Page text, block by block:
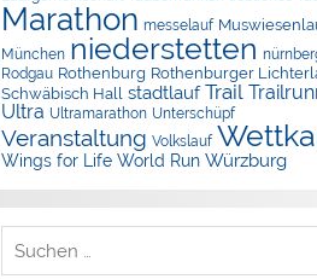
Marathon messelauf
München niederstetten
Rodgau Rothenburg Rothenburger
Schwäbisch Hall stadtlauf Trail
Ultra Ultramarathon Unterschüpf
Veranstaltung Volkslauf
Wings for Life World Run Würzburg